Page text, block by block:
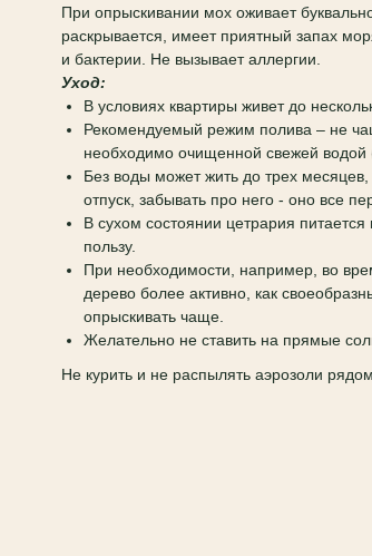
При опрыскивании мох оживает
раскрывается, имеет приятный запах
и бактерии. Не вызывает аллергии.
Уход:
В условиях квартиры живет до
Рекомендуемый режим полива – не
необходимо очищенной свежей водой
Без воды может жить до трех
отпуск, забывать про него - оно все
В сухом состоянии цетрария
пользу.
При необходимости, например, во
дерево более активно, как
опрыскивать чаще.
Желательно не ставить на прямые
Не курить и не распылять аэрозоли